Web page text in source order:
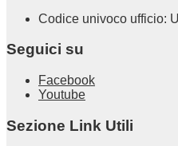
Codice univoco ufficio:
Seguici su
Facebook
Youtube
Sezione Link Utili